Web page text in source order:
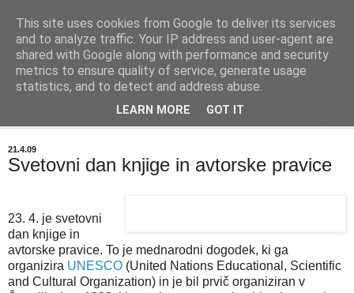
BIBLIOBLOG
O stvareh, ki zanimajo knjižničarje - info@biblioblog.si
21.4.09
Svetovni dan knjige in avtorske pravice
23. 4. je svetovni
dan knjige in
avtorske pravice. To je mednarodni dogodek, ki ga
organizira UNESCO (United Nations Educational, Scientific
and Cultural Organization) in je bil prvič organiziran v
This site uses cookies from Google to deliver its services
and to analyze traffic. Your IP address and user-agent are
shared with Google along with performance and security
metrics to ensure quality of service, generate usage
statistics, and to detect and address abuse.
LEARN MORE GOT IT